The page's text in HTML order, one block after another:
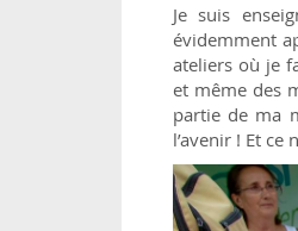
Je suis
évidemment
ateliers où je
et même des
partie de ma
l’avenir ! Et